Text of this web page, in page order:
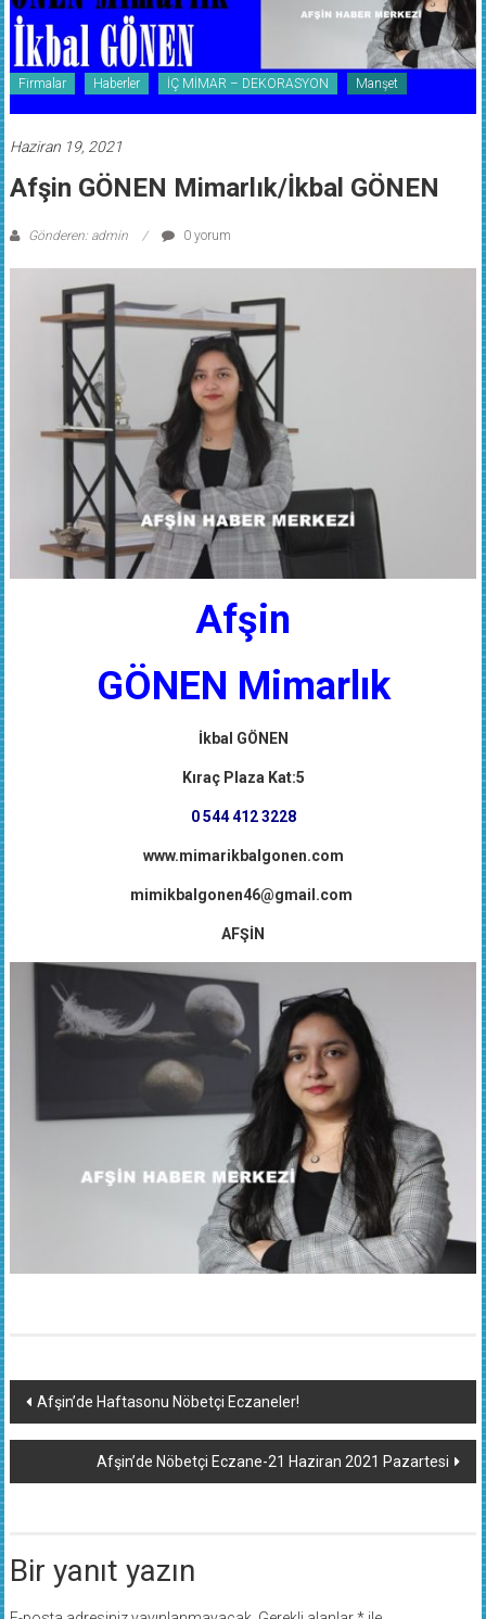
Firmalar Haberler İÇ MİMAR – DEKORASYON Manşet
Haziran 19, 2021
Afşin GÖNEN Mimarlık/İkbal GÖNEN
Gönderen: admin 0 yorum
Afşin
GÖNEN Mimarlık
İkbal GÖNEN
Kıraç Plaza Kat:5
0 544 412 3228
www.mimarikbalgonen.com
mimikbalgonen46@gmail.com
AFŞİN
Yazı
dolaşımı
Afşin’de Haftasonu Nöbetçi Eczaneler!
Afşin’de Nöbetçi Eczane-21 Haziran 2021 Pazartesi
Bir yanıt yazın